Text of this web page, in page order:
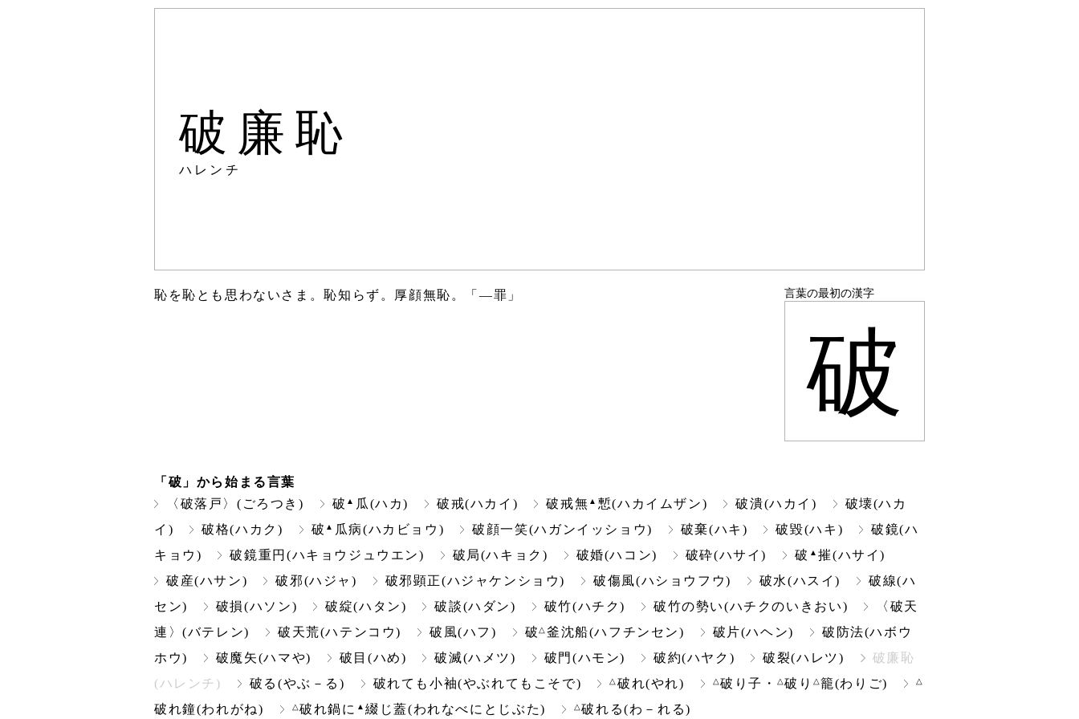
破廉恥
ハレンチ
恥を恥とも思わないさま。恥知らず。厚顔無恥。「―罪」 言葉の最初の漢字
破
「破」から始まる言葉
〈破落戸〉(ごろつき)
破 ▲ 瓜(ハカ) 破戒(ハカイ) 破戒無 ▲ 慙(ハカイムザン) 破潰(ハカイ)
破壊(ハカ
イ)
破格(ハカク) 破 ▲ 瓜病(ハカビョウ) 破顔一笑(ハガンイッショウ) 破棄(ハキ) 破毀(ハキ)
破鏡(ハ
キョウ)
破鏡重円(ハキョウジュウエン) 破局(ハキョク) 破婚(ハコン) 破砕(ハサイ) 破 ▲摧(ハサイ)
破産(ハサン)
破邪(ハジャ) 破邪顕正(ハジャケンショウ) 破傷風(ハショウフウ) 破水(ハスイ)
破線(ハ
セン)
破損(ハソン) 破綻(ハタン) 破談(ハダン) 破竹(ハチク) 破竹の勢い(ハチクのいきおい)
〈破天
連〉(バテレン)
破天荒(ハテンコウ) 破風(ハフ) 破△ 釜沈船(ハフチンセン) 破片(ハヘン)
破防法(ハボウ
ホウ)
破魔矢(ハマや) 破目(ハめ) 破滅(ハメツ) 破門(ハモン) 破約(ハヤク) 破裂(ハレツ)
破廉恥
(ハレンチ)
破る(やぶ－る) 破れても小袖(やぶれてもこそで) △ 破れ(やれ) △破り子・ △破り △籠(わりご) △
破れ鐘(われがね) △破れ鍋に ▲綴じ蓋(われなべにとじぶた) △破れる(わ－れる)